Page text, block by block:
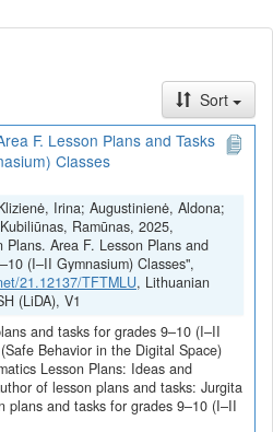
techninės saugaus darbo
normos (Jurgita
ir jų sprendimai (Jurgita
nuostatai (Jurgita Vaičaitienė)
vykdant projektą„Skaitmeninė
(Nr. 10-004-P-0001)“,
gaivinimo ir atsparumo didinimo
finansuojamą Europos Sąjungos
didinimo priemonės
and Tasks for
Gymnasium)
Sort
F. Lesson Plans and Tasks
Classes
Irina; Augustinienė, Aldona;
Ramūnas, 2025,
Plans. Area F. Lesson Plans and
(I–II Gymnasium) Classes",
21.12137/TFTMLU, Lithuanian
(LiDA), V1
and tasks for grades 9–10 (I–II
Behavior in the Digital Space)
Lesson Plans: Ideas and
of lesson plans and tasks: Jurgita
plans and tasks for grades 9–10 (I–II